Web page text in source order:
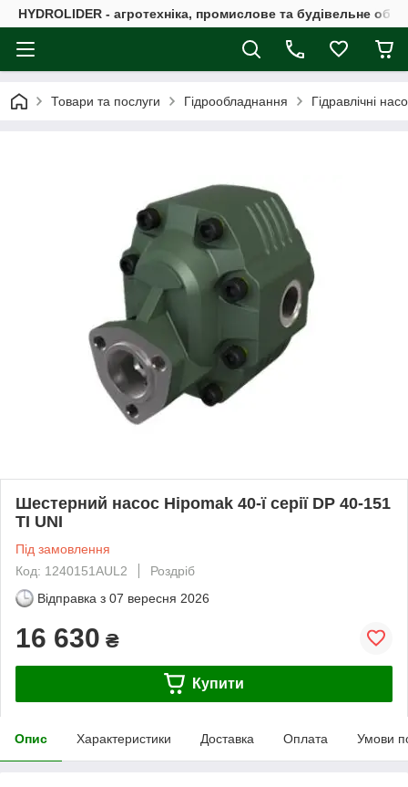
HYDROLIDER - агротехніка, промислове та будівельне
Товари та послуги Гідрообладнання Гідравлічні
Шестерний насос Hipomak 40-ї серії DP 40-151
TI UNI
Під замовлення
Код: 1240151AUL2
Роздріб
Відправка з 07 вересня 2026
16 630 ₴
Купити
Опис Характеристики Доставка Оплата Умови